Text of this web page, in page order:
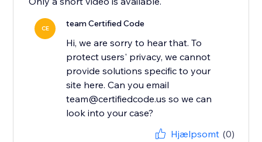
CE team Certified Code
Hi, we are sorry to hear that. To
protect users' privacy, we cannot
provide solutions specific to your
site here. Can you email
team@certifiedcode.us so we can
look into your case?
Hjælpsomt (0)